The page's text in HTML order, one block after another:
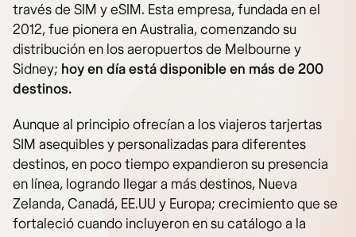
través de SIM y eSIM. Esta empresa, fundada en el
2012, fue pionera en Australia, comenzando su
distribución en los aeropuertos de Melbourne y
Sidney; hoy en día está disponible en más de 200
destinos.
Aunque al principio ofrecían a los viajeros tarjertas
SIM asequibles y personalizadas para diferentes
destinos, en poco tiempo expandieron su presencia
en línea, logrando llegar a más destinos, Nueva
Zelanda, Canadá, EE.UU y Europa; crecimiento que se
fortaleció cuando incluyeron en su catálogo a la